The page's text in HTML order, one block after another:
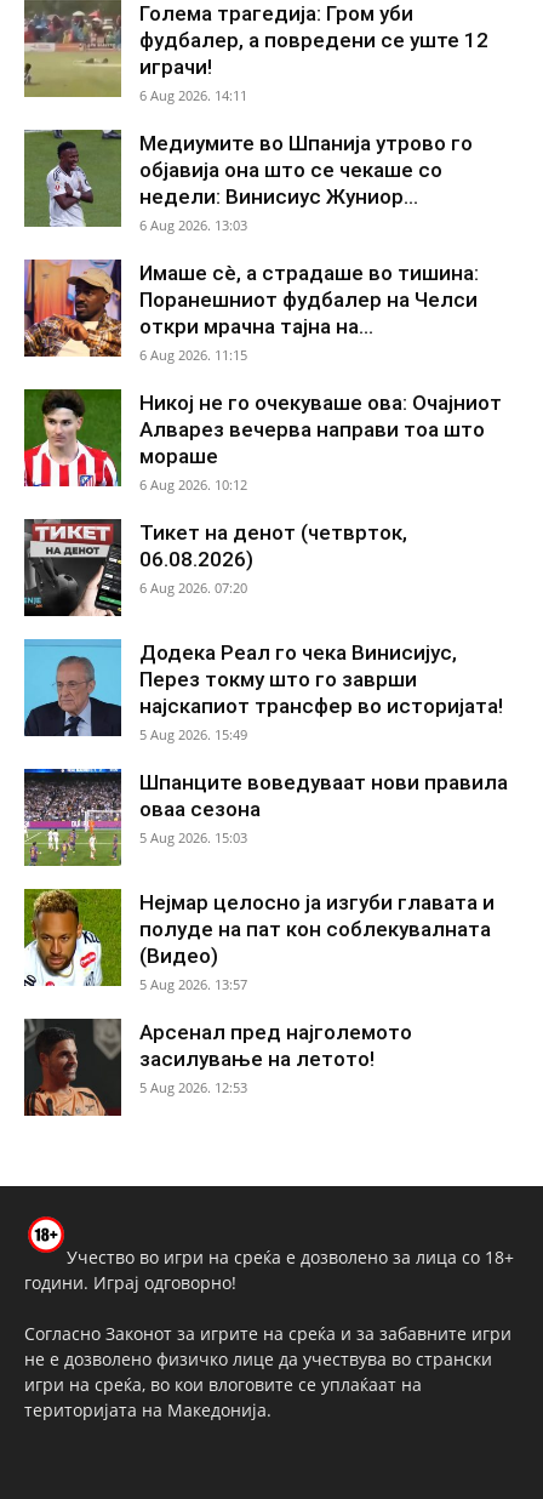
Голема трагедија: Гром уби
фудбалер, а повредени се уште 12
играчи!
6 Aug 2026. 14:11
Медиумите во Шпанија утрово го
објавија она што се чекаше со
недели: Винисиус Жуниор...
6 Aug 2026. 13:03
Имаше сè, а страдаше во тишина:
Поранешниот фудбалер на Челси
откри мрачна тајна на...
6 Aug 2026. 11:15
Никој не го очекуваше ова: Очајниот
Алварез вечерва направи тоа што
мораше
6 Aug 2026. 10:12
Тикет на денот (четврток,
06.08.2026)
6 Aug 2026. 07:20
Додека Реал го чека Винисијус,
Перез токму што го заврши
најскапиот трансфер во историјата!
5 Aug 2026. 15:49
Шпанците воведуваат нови правила
оваа сезона
5 Aug 2026. 15:03
Нејмар целосно ја изгуби главата и
полуде на пат кон соблекувалната
(Видео)
5 Aug 2026. 13:57
Арсенал пред најголемото
засилување на летото!
5 Aug 2026. 12:53
Учество во игри на среќа е дозволено за лица со 18+
години. Играј одговорно!
Согласно Законот за игрите на среќа и за забавните игри
не е дозволено физичко лице да учествува во странски
игри на среќа, во кои влоговите се уплаќаат на
територијата на Македонија.